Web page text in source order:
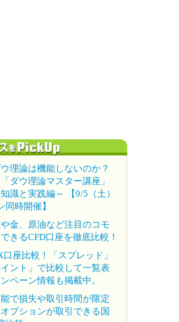
理論は機能しないのか？
ダウ理論マスター講座」
識と実践編～ 【9/5（土）
同時開催】
金、原油など注目のコモ
きるCFD口座を徹底比較！
座比較！「スプレッド」
ント」で比較して一覧表
ペーン情報も掲載中。
で損失や取引時間が限定
プションが取引できる国